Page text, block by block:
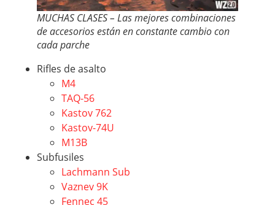
MUCHAS CLASES – Las mejores combinaciones
de accesorios están en constante cambio con
cada parche
Rifles de asalto
M4
TAQ-56
Kastov 762
Kastov-74U
M13B
Subfusiles
Lachmann Sub
Vaznev 9K
Fennec 45